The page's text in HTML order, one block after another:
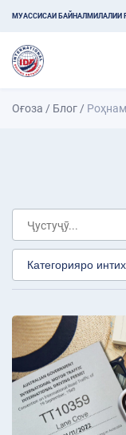
МУАССИСАИ БАЙНАЛМИЛАЛИИ
Оғоза / Блог /